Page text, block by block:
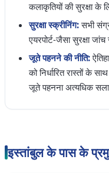
कलाकृतियों की सुरक्षा के
सुरक्षा स्क्रीनिंग:सभी
एयरपोर्ट-जैसा सुरक्षा
जूते पहनने की नीति:
को निर्धारित रास्तों के
जूते पहनना अत्यधिक
इस्तांबुल के पास के